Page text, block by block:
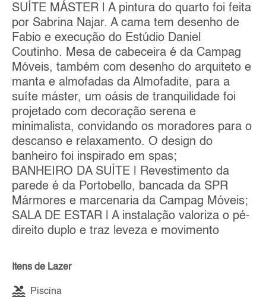
SUÍTE MÁSTER | A pintura do quarto foi feita
por Sabrina Najar. A cama tem desenho de
Fabio e execução do Estúdio Daniel
Coutinho. Mesa de cabeceira é da Campag
Móveis, também com desenho do arquiteto e
manta e almofadas da Almofadite, para a
suíte máster, um oásis de tranquilidade foi
projetado com decoração serena e
minimalista, convidando os moradores para o
descanso e relaxamento. O design do
banheiro foi inspirado em spas;
BANHEIRO DA SUÍTE | Revestimento da
parede é da Portobello, bancada da SPR
Mármores e marcenaria da Campag Móveis;
SALA DE ESTAR | A instalação valoriza o pé-
direito duplo e traz leveza e movimento
Itens de Lazer
Piscina